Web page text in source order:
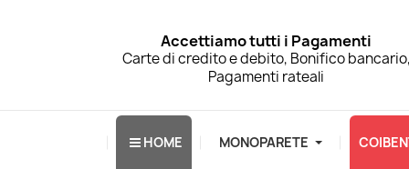
Accettiamo tutti i Pagamenti
Carte di credito e debito, Bonifico
Pagamenti rateali
HOME MONOPARETE